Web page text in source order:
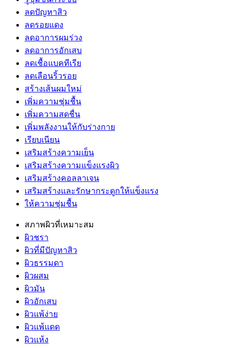
ลดปัญหาสิว
ลดรอยแดง
ลดอาการผมร่วง
ลดอาการอักเสบ
ลดเชื้อแบคทีเรีย
ลดเลือนริ้วรอย
สร้างเส้นผมใหม่
เพิ่มความชุ่มชื้น
เพิ่มความสดชื่น
เพิ่มพลังงานให้กับร่างกาย
เรียบเนียน
เสริมสร้างความเย็น
เสริมสร้างความแข็งแรงผิว
เสริมสร้างคอลลาเจน
เสริมสร้างและรักษากระดูกให้แข็งแรง
ให้ความชุ่มชื้น
สภาพผิวที่เหมาะสม
ผิวชรา
ผิวที่มีปัญหาสิว
ผิวธรรมดา
ผิวผสม
ผิวมัน
ผิวอักเสบ
ผิวแพ้ง่าย
ผิวแพ้แดด
ผิวแห้ง